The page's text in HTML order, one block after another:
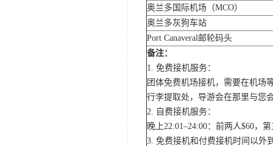
奥兰多国际机场（MCO）
奥兰多灰狗车站
Port Canaveral邮轮码头
备注：
1. 免费接机服务：
团体免费机场接机，需要在机场
行李提取处，导游会在那里与您
2. 自费接机服务：
晚上22:01–24:00：前两人$60，
3. 免费接机和付费接机时间以外